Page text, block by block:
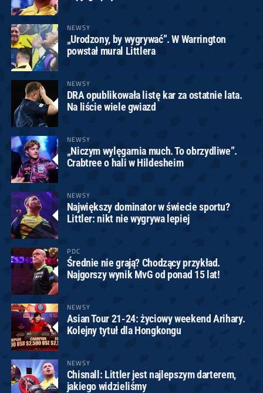
NEWSY
„Urodzony, by wygrywać”. W Warrington
powstał mural Littlera
NEWSY
DRA opublikowała listę kar za ostatnie lata.
Na liście wiele gwiazd
NEWSY
„Niczym wylęgarnia much. To obrzydliwe”.
Crabtree o hali w Hildesheim
NEWSY
Największy dominator w świecie sportu?
Littler: nikt nie wygrywa lepiej
PDC
Średnie nie grają? Chodzący przykład.
Najgorszy wynik MvG od ponad 15 lat!
NEWSY
Asian Tour 21-24: życiowy weekend Arihary.
Kolejny tytuł dla Hongkongu
NEWSY
Chisnall: Littler jest najlepszym darterem,
jakiego widzieliśmy